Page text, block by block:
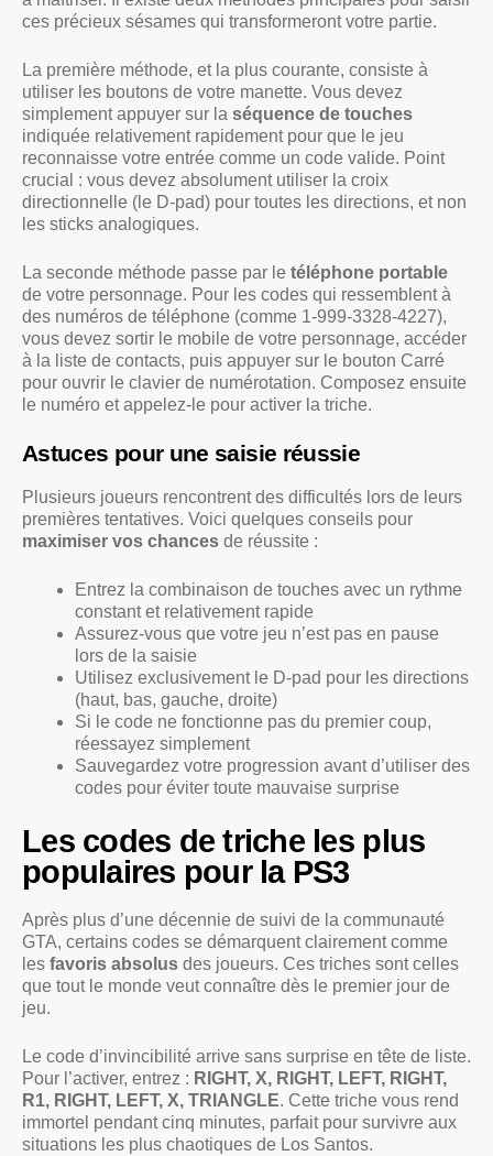
ces précieux sésames qui transformeront votre partie.
La première méthode, et la plus courante, consiste à
utiliser les boutons de votre manette. Vous devez
simplement appuyer sur la séquence de touches
indiquée relativement rapidement pour que le jeu
reconnaisse votre entrée comme un code valide. Point
crucial : vous devez absolument utiliser la croix
directionnelle (le D-pad) pour toutes les directions, et non
les sticks analogiques.
La seconde méthode passe par le téléphone portable
de votre personnage. Pour les codes qui ressemblent à
des numéros de téléphone (comme 1-999-3328-4227),
vous devez sortir le mobile de votre personnage, accéder
à la liste de contacts, puis appuyer sur le bouton Carré
pour ouvrir le clavier de numérotation. Composez ensuite
le numéro et appelez-le pour activer la triche.
Astuces pour une saisie réussie
Plusieurs joueurs rencontrent des difficultés lors de leurs
premières tentatives. Voici quelques conseils pour
maximiser vos chances de réussite :
Entrez la combinaison de touches avec un rythme
constant et relativement rapide
Assurez-vous que votre jeu n’est pas en pause
lors de la saisie
Utilisez exclusivement le D-pad pour les directions
(haut, bas, gauche, droite)
Si le code ne fonctionne pas du premier coup,
réessayez simplement
Sauvegardez votre progression avant d’utiliser des
codes pour éviter toute mauvaise surprise
Les codes de triche les plus
populaires pour la PS3
Après plus d’une décennie de suivi de la communauté
GTA, certains codes se démarquent clairement comme
les favoris absolus des joueurs. Ces triches sont celles
que tout le monde veut connaître dès le premier jour de
jeu.
Le code d’invincibilité arrive sans surprise en tête de liste.
Pour l’activer, entrez : RIGHT, X, RIGHT, LEFT, RIGHT,
R1, RIGHT, LEFT, X, TRIANGLE. Cette triche vous rend
immortel pendant cinq minutes, parfait pour survivre aux
situations les plus chaotiques de Los Santos.